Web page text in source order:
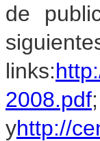
de
links:
2008.pdf;
yhttp://